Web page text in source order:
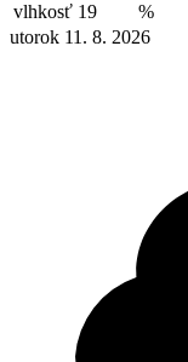
vlhkosť 19
%
utorok 11. 8. 2026